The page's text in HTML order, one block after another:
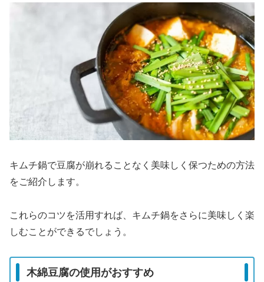
キムチ鍋で豆腐が崩れることなく美味しく保つための方法
をご紹介します。
これらのコツを活用すれば、キムチ鍋をさらに美味しく楽
しむことができるでしょう。
木綿豆腐の使用がおすすめ